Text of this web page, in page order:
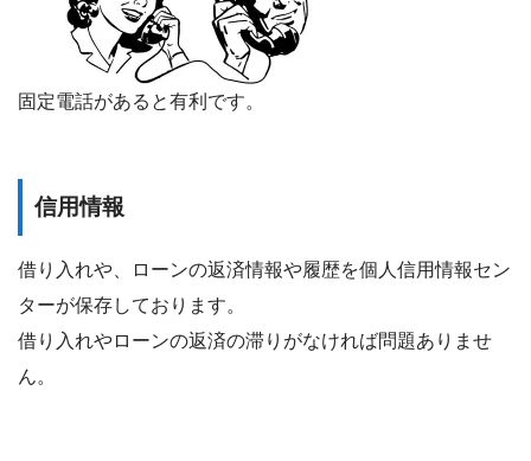
固定電話があると有利です。
信用情報
借り入れや、ローンの返済情報や履歴を個人信用情報セン
ターが保存しております。
借り入れやローンの返済の滞りがなければ問題ありませ
ん。